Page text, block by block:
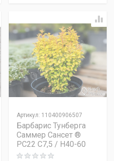
Артикул: 110400906507
Барбарис Тунберга
Саммер Сансет ®
PC22 C7,5 / H40-60
Rating: 0 out of 5